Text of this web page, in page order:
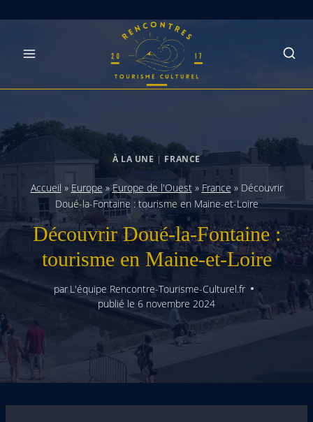
À LA UNE | FRANCE
Accueil »Europe»Europe de l'Ouest» France » Découvrir
Doué-la-Fontaine : tourisme en Maine-et-Loire
Découvrir Doué-la-Fontaine :
tourisme en Maine-et-Loire
par L'équipe Rencontre-Tourisme-Culturel.fr
publié le 6 novembre 2024